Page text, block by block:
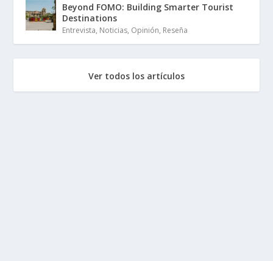
Beyond FOMO: Building Smarter Tourist
Destinations
Entrevista, Noticias, Opinión, Reseña
Ver todos los artículos